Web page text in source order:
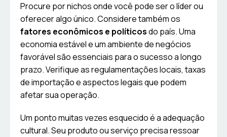
Procure por nichos onde você pode ser o líder ou
oferecer algo único. Considere também os
fatores econômicos e políticosdo país. Uma
economia estável e um ambiente de negócios
favorável são essenciais para o sucesso a longo
prazo. Verifique as regulamentações locais, taxas
de importação e aspectos legais que podem
afetar sua operação.
Um ponto muitas vezes esquecido é a adequação
cultural. Seu produto ou serviço precisa ressoar